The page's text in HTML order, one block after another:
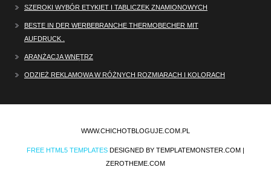
SZEROKI WYBÓR ETYKIET I TABLICZEK ZNAMIONOWYCH
BESTE IN DER WERBEBRANCHE THERMOBECHER MIT
AUFDRUCK .
ARANŻACJA WNĘTRZ
ODZIEŻ REKLAMOWA W RÓŻNYCH ROZMIARACH I KOLORACH
WWW.CHICHOTBLOGUJE.COM.PL
FREE HTML5 TEMPLATES DESIGNED BY TEMPLATEMONSTER.COM |
ZEROTHEME.COM